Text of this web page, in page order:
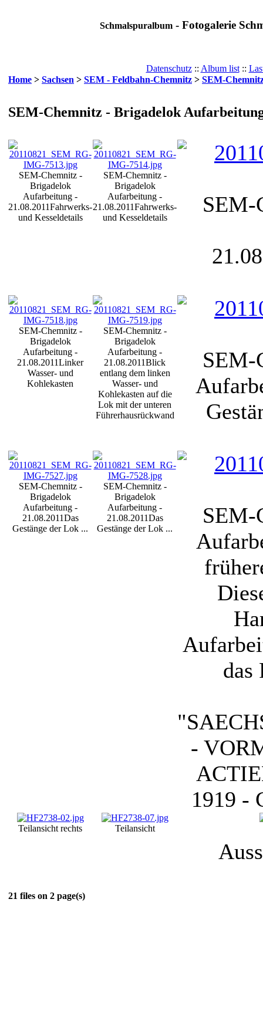
Schmalspuralbum- Fotogalerie
Datenschutz:: Album list::
Home > Sachsen > SEM - Feldbahn-Chemnitz > SEM-
SEM-Chemnitz - Brigadelok
SEM-Chemnitz -
Brigadelok
Aufarbeitung -
21.08.2011Fahrwerks-
und Kesseldetails
SEM-Chemnitz -
Brigadelok
Aufarbeitung -
21.08.2011Fahrwerks-
und Kesseldetails
SEM-
SEM-Chemnitz -
Brigadelok
Aufarbeitung -
21.08.2011Linker
Wasser- und
Kohlekasten
SEM-Chemnitz -
Brigadelok
Aufarbeitung -
21.08.2011Blick
entlang dem linken
Wasser- und
Kohlekasten auf die
Lok mit der unteren
Führerhausrückwand
SEM-
SEM-Chemnitz -
Brigadelok
Aufarbeitung -
21.08.2011Das
Gestänge der Lok ...
SEM-Chemnitz -
Brigadelok
Aufarbeitung -
21.08.2011Das
Gestänge der Lok ...
SEM-
das
-
1919 -
Teilansicht rechts Teilansicht
21 files on 2 page(s)